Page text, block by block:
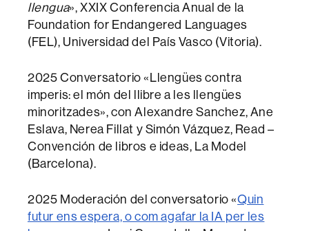
llengua», XXIX Conferencia Anual de la
Foundation for Endangered Languages
(FEL), Universidad del País Vasco (Vitoria).
2025 Conversatorio «Llengües contra
imperis: el món del llibre a les llengües
minoritzades», con Alexandre Sanchez, Ane
Eslava, Nerea Fillat y Simón Vázquez, Read –
Convención de libros e ideas, La Model
(Barcelona).
2025 Moderación del conversatorio «Quin
futur ens espera, o com agafar la IA per les